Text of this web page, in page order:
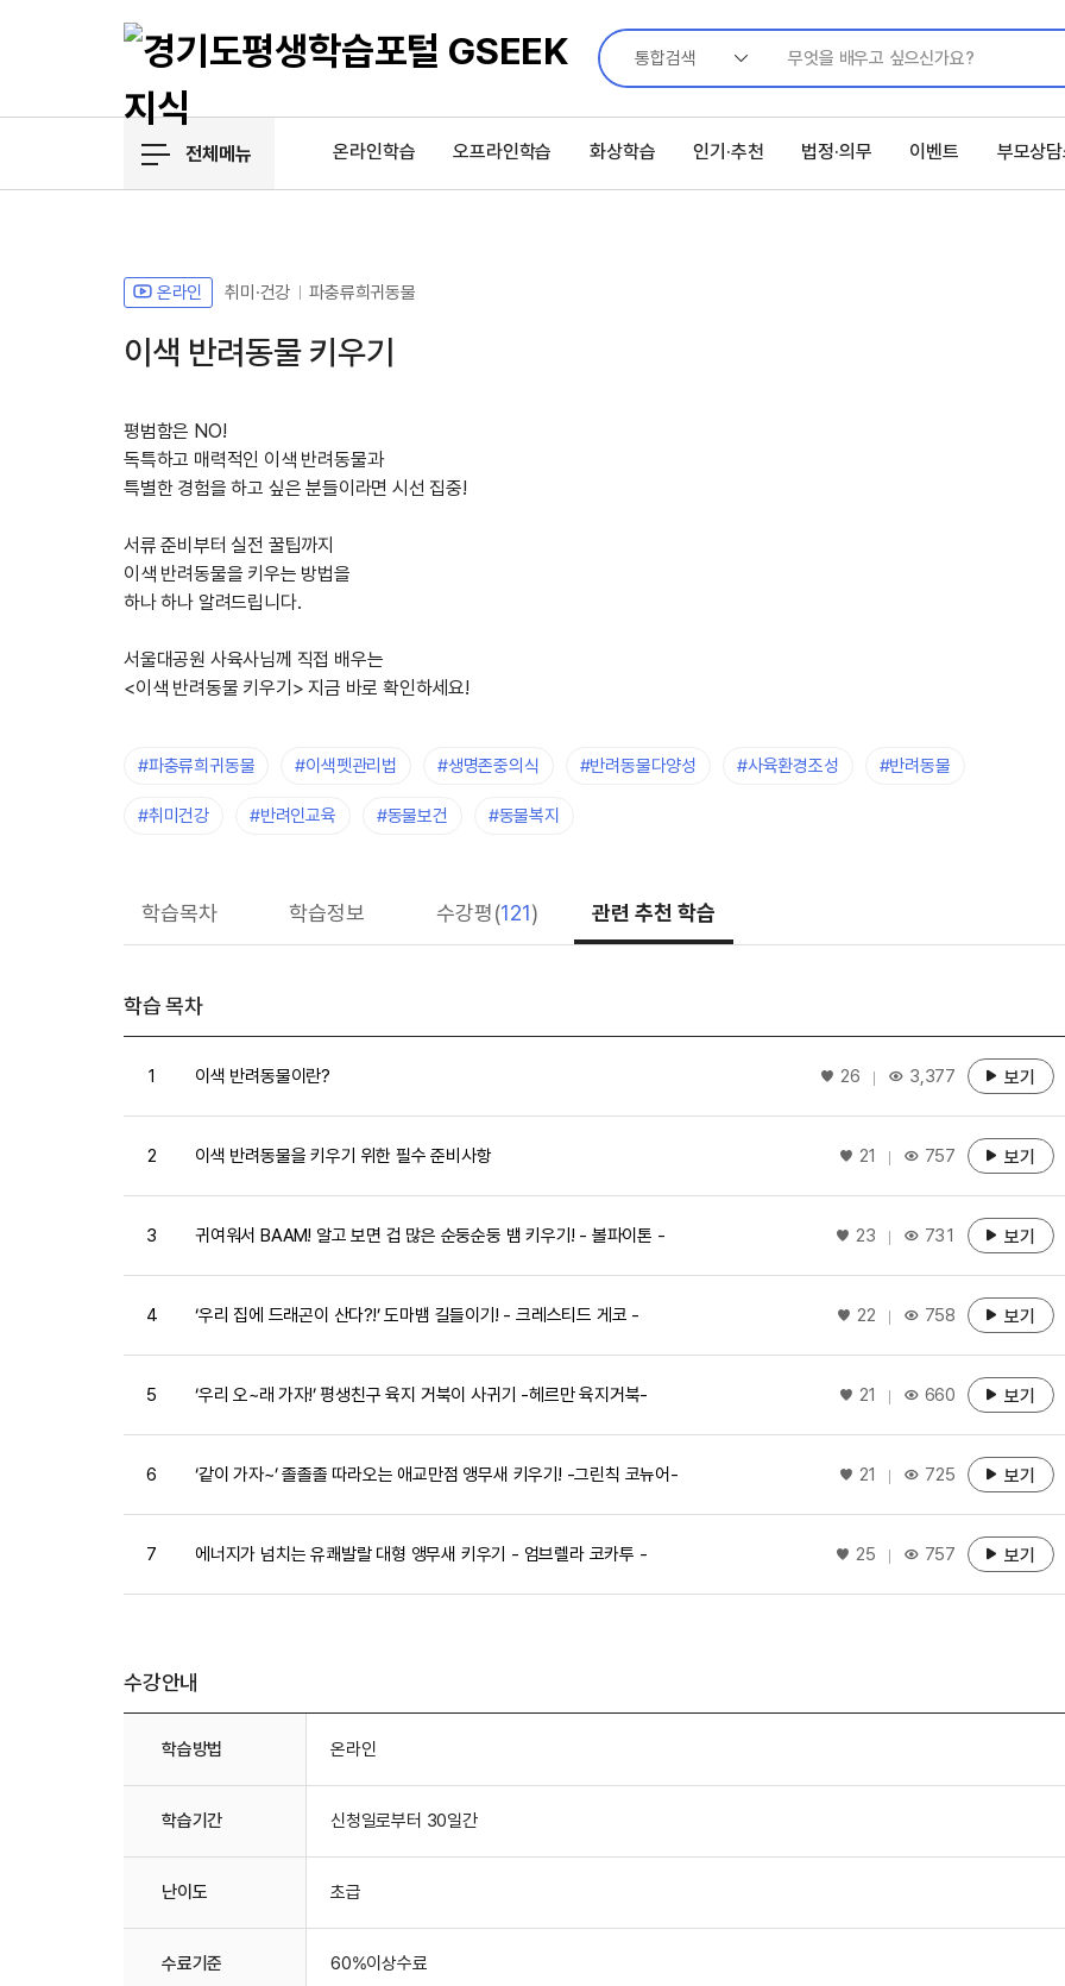
통합검색
전체메뉴 온라인학습 오프라인학습 화상학습 인기·추천 법정·의무 이벤트 부모상
온라인 취미·건강 파충류희귀동물
이색 반려동물 키우기
평범함은 NO!
독특하고 매력적인 이색 반려동물과
특별한 경험을 하고 싶은 분들이라면 시선 집중!
서류 준비부터 실전 꿀팁까지
이색 반려동물을 키우는 방법을
하나 하나 알려드립니다.
서울대공원 사육사님께 직접 배우는
<이색 반려동물 키우기> 지금 바로 확인하세요!
#파충류희귀동물 #이색펫관리법 #생명존중의식 #반려동물다양성 #사육환경조성 #반려동물
#취미건강 #반려인교육 #동물보건 #동물복지
학습목차 학습정보 수강평(121) 관련 추천 학습
학습 목차
1 이색 반려동물이란? 좋아요
26 3,377 보기
2 이색 반려동물을 키우기 위한 필수 준비사항 좋아요
21 757 보기
3 귀여워서 BAAM! 알고 보면 겁 많은 순둥순둥 뱀 키우기! - 볼파이톤 - 좋아요
23 731 보기
4 ‘우리 집에 드래곤이 산다?!’ 도마뱀 길들이기! - 크레스티드 게코 - 좋아요
22 758 보기
5 ‘우리 오~래 가자!’ 평생친구 육지 거북이 사귀기 -헤르만 육지거북- 좋아요
21 660 보기
6 ‘같이 가자~’ 졸졸졸 따라오는 애교만점 앵무새 키우기! -그린칙 코뉴어- 좋아요
21 725 보기
7 에너지가 넘치는 유쾌발랄 대형 앵무새 키우기 - 엄브렐라 코카투 - 좋아요
25 757 보기
수강안내
학습방법 온라인
학습기간 신청일로부터 30일간
난이도 초급
수료기준 60%이상수료